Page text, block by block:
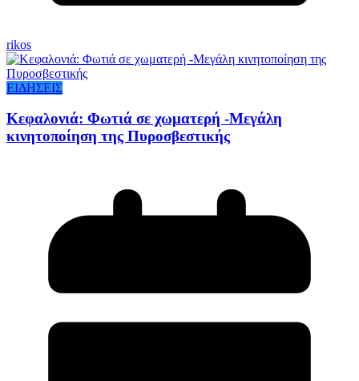
rikos
ΕΙΔΗΣΕΙΣ
Κεφαλονιά: Φωτιά σε χωματερή -Μεγάλη
κινητοποίηση της Πυροσβεστικής